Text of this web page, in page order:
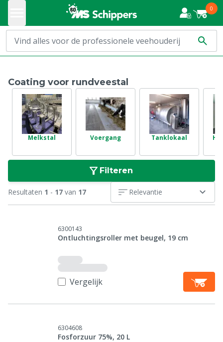
0
Coating voor rundveestal
Melkstal Voergang Tanklokaal
Filteren
Resultaten 1 - 17 van 17 Relevantie
6300143
Ontluchtingsroller met beugel, 19 cm
Vergelijk
6304608
Fosforzuur 75%, 20 L